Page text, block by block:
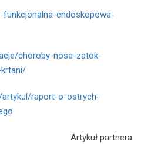
endoskopowa-
choroby-nosa-zatok-
raport-o-ostrych-
Artykuł partnera